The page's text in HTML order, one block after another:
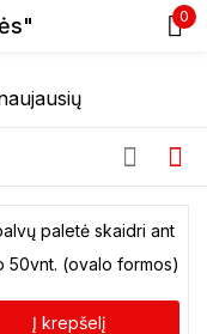
0
Į krepšelį